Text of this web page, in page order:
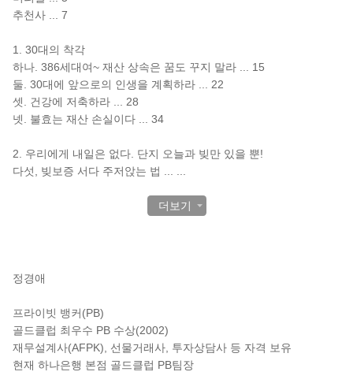
추천사 ... 7
1. 30대의 착각
하나. 386세대여~ 재산 상속은 꿈도 꾸지 말라 ... 15
둘. 30대에 앞으로의 인생을 계획하라 ... 22
셋. 건강에 저축하라 ... 28
넷. 불효는 재산 손실이다 ... 34
2. 우리에게 내일은 없다. 단지 오늘과 빚만 있을 뿐!
다섯, 빚보증 서다 주저앉는 법 ...
더보기
정경애
프라이빗 뱅커(PB)
골드클럽 최우수 PB 수상(2002)
재무설계사(AFPK), 선물거래사, 투자상담사 등 자격 보유
현재 하나은행 본점 골드클럽 PB팀장